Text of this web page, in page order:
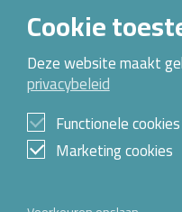
Over Kennispoort
Contact
Archief
Cookie
Deze website maakt
privacybeleid
Functionele cookies
Marketing cookies